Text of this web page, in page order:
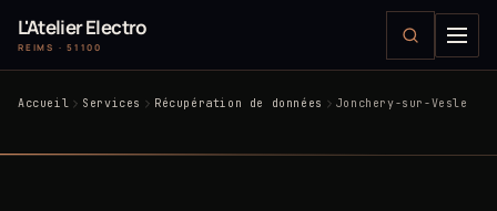
L'Atelier Electro
REIMS · 51100
Accueil Services Récupération de données Jonchery-sur-Vesle